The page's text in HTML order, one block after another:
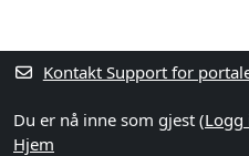
Blokker
Kontakt Support for
Du er nå inne som gjest (Logg
Hjem